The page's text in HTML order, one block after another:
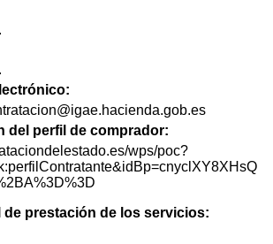
del perfil de comprador:
wps/poc?
prestación de los servicios: